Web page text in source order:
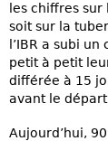
les chiffres sur
soit sur la
l’IBR a subi
petit à petit
différée à 15
avant le
Aujourd’hui,